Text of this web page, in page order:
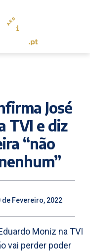
José
TVI e diz
“não
de Fevereiro, 2022